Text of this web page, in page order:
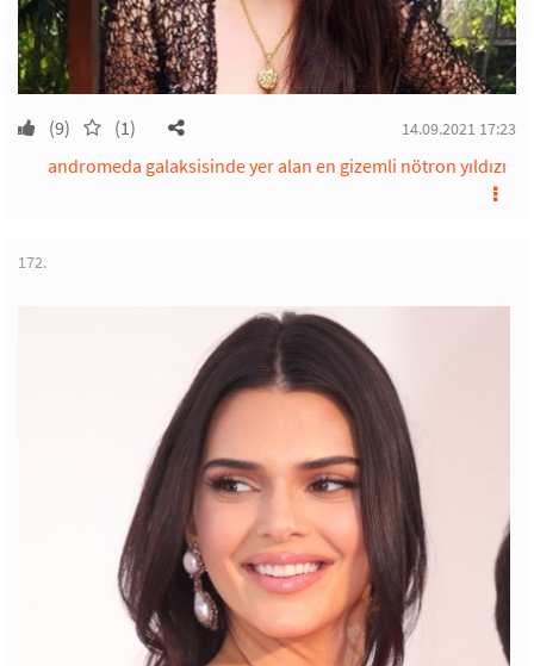
(9) (1) 14.09.2021 17:23
andromeda galaksisinde yer alan en gizemli nötron yıldızı
172.